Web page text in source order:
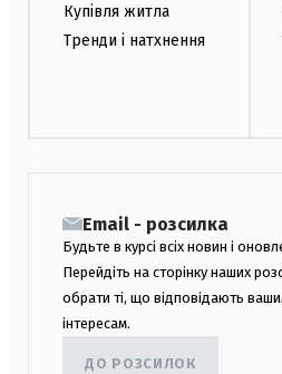
Купівля житла
Тренди і натхнення
Email - розсилка
Будьте в курсі всіх новин і
Перейдіть на сторінку наших
обрати ті, що відповідають
інтересам.
ДО РОЗСИЛОК